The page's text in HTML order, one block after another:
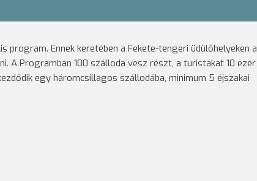
program. Ennek keretében a Fekete-tengeri üdülőhelyeken a
A Programban 100 szálloda vesz részt, a turistákat 10 ezer
egy háromcsillagos szállodába, minimum 5 éjszakai